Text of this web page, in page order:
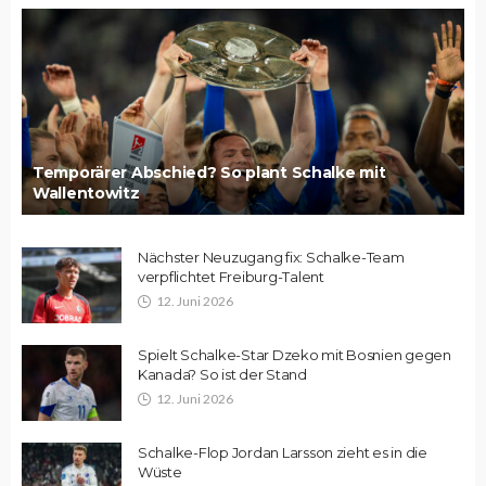
Temporärer Abschied? So plant Schalke mit
Wallentowitz
Nächster Neuzugang fix: Schalke-Team
verpflichtet Freiburg-Talent
12. Juni 2026
Spielt Schalke-Star Dzeko mit Bosnien gegen
Kanada? So ist der Stand
12. Juni 2026
Schalke-Flop Jordan Larsson zieht es in die
Wüste